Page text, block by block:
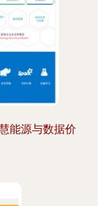
能源与数据价